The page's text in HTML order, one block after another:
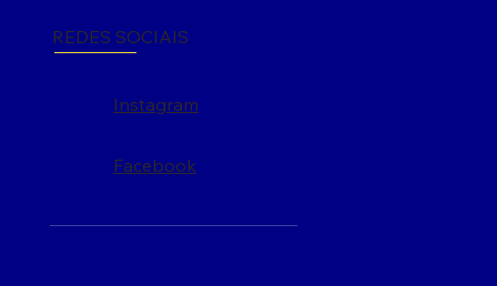
REDES SOCIAIS
Instagram
Facebook